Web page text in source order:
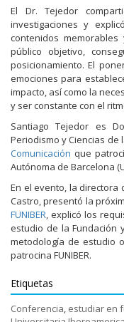
El Dr. Tejedor
investigaciones y
contenidos
público objetivo,
posicionamiento. El
emociones para
impacto, así como la
y ser constante con el
Santiago Tejedor es
Periodismo y Ciencias de
Comunicación que
Autónoma de Barcelona
En el evento, la directora
Castro, presentó la
FUNIBER , explicó los
estudio de la Fundación
metodología de estudio
patrocina FUNIBER.
Etiquetas
Conferencia estudiar en